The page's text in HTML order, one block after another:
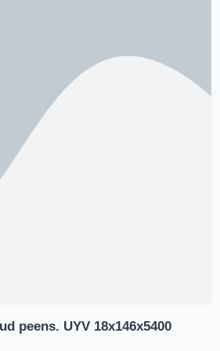
peens. UYV 18x146x5400